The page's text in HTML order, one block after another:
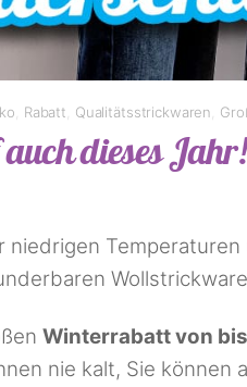
Rabatt Qualitätsstrickwaren
dieses Jahr!
Winterrabatt von bis
nie kalt, Sie können